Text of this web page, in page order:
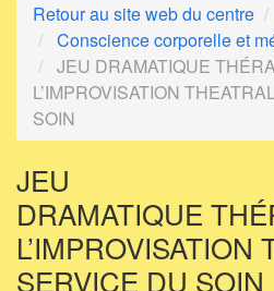
Retour au site web du centre
Conscience corporelle et
JEU DRAMATIQUE
L’IMPROVISATION
SOIN
JEU
DRAMATIQUE
L’IMPROVISATION
SERVICE DU SOIN